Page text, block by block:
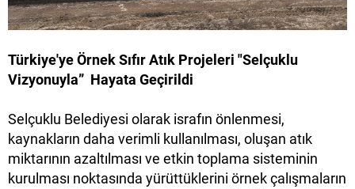
Türkiye'ye Örnek Sıfır Atık Projeleri "Selçuklu
Vizyonuyla” Hayata Geçirildi
Selçuklu Belediyesi olarak israfın önlenmesi,
kaynakların daha verimli kullanılması, oluşan atık
miktarının azaltılması ve etkin toplama sisteminin
kurulması noktasında yürüttüklerini örnek çalışmaların